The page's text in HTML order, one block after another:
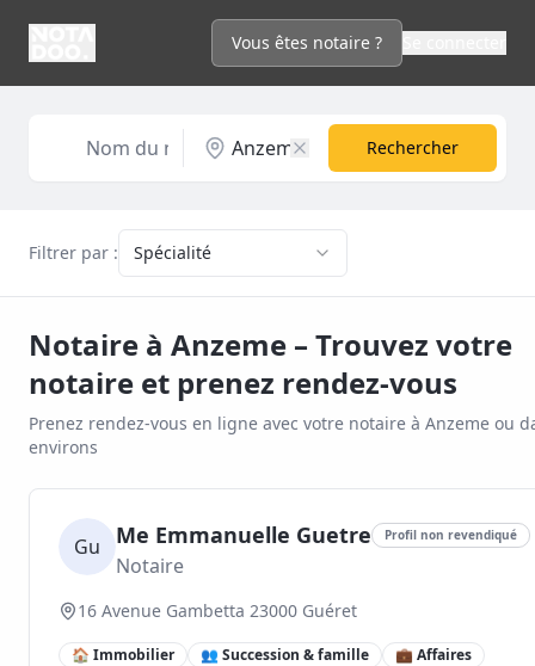
Vous êtes notaire ?
Rechercher
Filtrer par : Spécialité
Notaire à Anzeme – Trouvez votre
notaire et prenez rendez-vous
Prenez rendez-vous en ligne avec votre notaire à Anzeme ou
environs
Gu Me Emmanuelle Guetre Profil non revendiqué
Notaire
16 Avenue Gambetta 23000 Guéret
🏠 Immobilier 👥 Succession & famille
💼 Affaires